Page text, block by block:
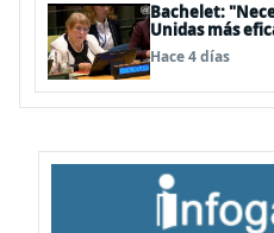
Bachelet:
Unidas más
personas"
Hace 4 días